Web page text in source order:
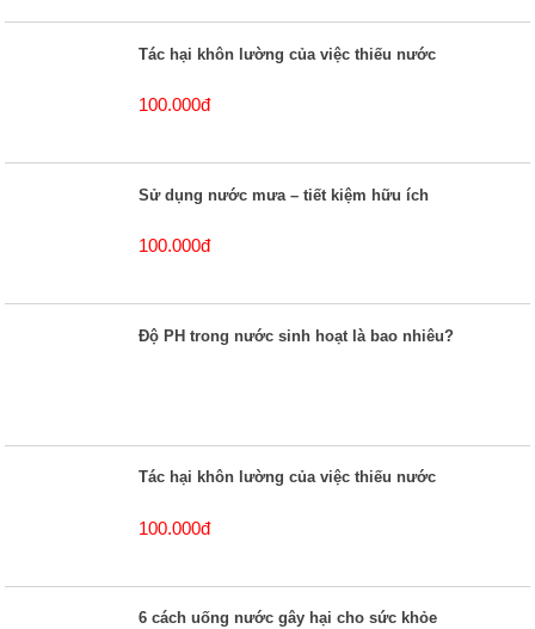
Tác hại khôn lường của việc thiếu nước
100.000đ
Sử dụng nước mưa – tiết kiệm hữu ích
100.000đ
Độ PH trong nước sinh hoạt là bao nhiêu?
Tác hại khôn lường của việc thiếu nước
100.000đ
6 cách uống nước gây hại cho sức khỏe